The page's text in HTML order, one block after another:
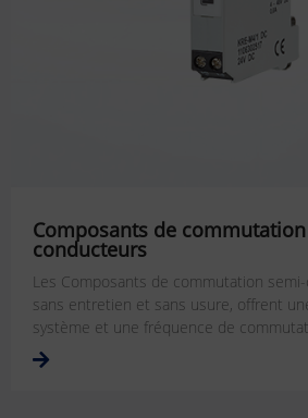
Composants de
conducteurs
Les Composants de commutation
sans entretien et sans usure, offrent
système et une fréquence de